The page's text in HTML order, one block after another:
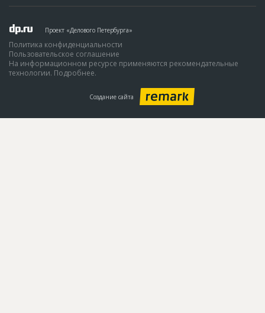
Проект «Делового Петербурга»
Политика конфиденциальности
Пользовательское соглашение
На информационном ресурсе применяются рекомендательные
технологии. Подробнее.
Создание сайта